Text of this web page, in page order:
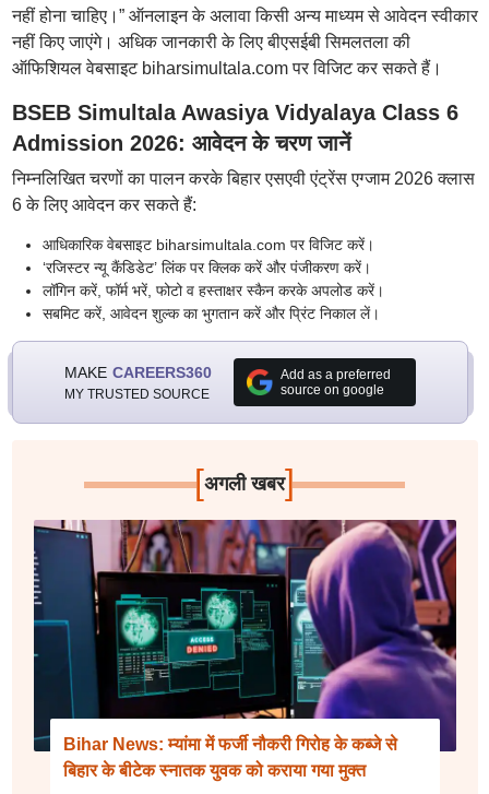
नहीं होना चाहिए।” ऑनलाइन के अलावा किसी अन्य माध्यम से आवेदन स्वीकार
नहीं किए जाएंगे। अधिक जानकारी के लिए बीएसईबी सिमलतला की
ऑफिशियल वेबसाइट biharsimultala.com पर विजिट कर सकते हैं।
BSEB Simultala Awasiya Vidyalaya Class 6
Admission 2026: आवेदन के चरण जानें
निम्नलिखित चरणों का पालन करके बिहार एसएवी एंट्रेंस एग्जाम 2026 क्लास
6 के लिए आवेदन कर सकते हैं:
आधिकारिक वेबसाइट biharsimultala.com पर विजिट करें।
‘रजिस्टर न्यू कैंडिडेट’ लिंक पर क्लिक करें और पंजीकरण करें।
लॉगिन करें, फॉर्म भरें, फोटो व हस्ताक्षर स्कैन करके अपलोड करें।
सबमिट करें, आवेदन शुल्क का भुगतान करें और प्रिंट निकाल लें।
MAKE CAREERS360
MY TRUSTED SOURCE
Add as a preferred
source on google
[अगली खबर]
Bihar News: म्यांमा में फर्जी नौकरी गिरोह के कब्जे से
बिहार के बीटेक स्नातक युवक को कराया गया मुक्त